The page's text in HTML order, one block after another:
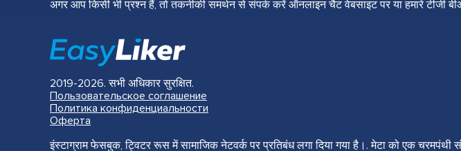
अगर आप किसी भी प्रश्न हैं, तो तकनीकी समर्थन से संपर्क करें ऑनलाइन चैट वेबसाइट पर या हमारे टीजी
2019-2026. सभी अधिकार सुरक्षित.
Пользовательское соглашение
Политика конфиденциальности
Оферта
इंस्टाग्राम फेसबुक, ट्विटर रूस में सामाजिक नेटवर्क पर प्रतिबंध लगा दिया गया है।. मेटा को एक चरमपंथी